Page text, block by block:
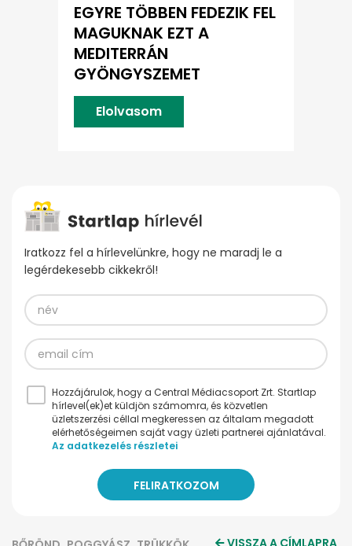
EGYRE TÖBBEN FEDEZIK FEL
MAGUKNAK EZT A
MEDITERRÁN
GYÖNGYSZEMET
Elolvasom
Iratkozz fel a hírlevelünkre, hogy ne maradj le a
legérdekesebb cikkekről!
Hozzájárulok, hogy a Central Médiacsoport Zrt. Startlap
hírlevel(ek)et küldjön számomra, és közvetlen
üzletszerzési céllal megkeressen az általam megadott
elérhetőségeimen saját vagy üzleti partnerei ajánlatával.
Az adatkezelés részletei